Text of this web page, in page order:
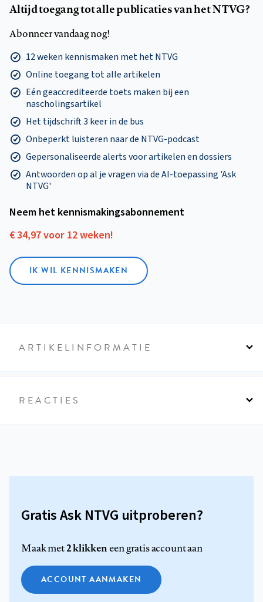
Altijd toegang tot alle publicaties van het NTVG?
Abonneer vandaag nog!
12 weken kennismaken met het NTVG
Online toegang tot alle artikelen
Eén geaccrediteerde toets maken bij een
nascholingsartikel
Het tijdschrift 3 keer in de bus
Onbeperkt luisteren naar de NTVG-podcast
Gepersonaliseerde alerts voor artikelen en dossiers
Antwoorden op al je vragen via de AI-toepassing 'Ask
NTVG'
Neem het kennismakings­abonnement
€ 34,97 voor 12 weken!
IK WIL KENNISMAKEN
ARTIKELINFORMATIE
REACTIES
Gratis Ask NTVG uitproberen?
Maak met2 klikkeneen gratis account aan
ACCOUNT AANMAKEN